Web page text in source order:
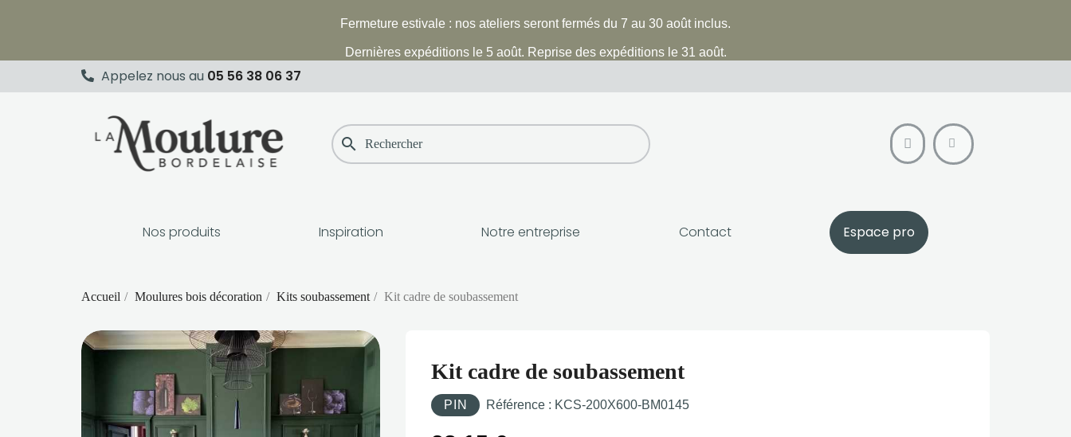
Fermeture estivale : nos ateliers seront fermés du 7 au 30 août inclus.
Dernières expéditions le 5 août. Reprise des expéditions le 31 août.
Appelez nous au 05 56 38 06 37
search
Nos produits Inspiration Notre entreprise Contact Espace pro
Accueil Moulures bois décoration Kits soubassement Kit cadre de soubassement
Kit cadre de soubassement
PIN Référence : KCS-200X600-BM0145